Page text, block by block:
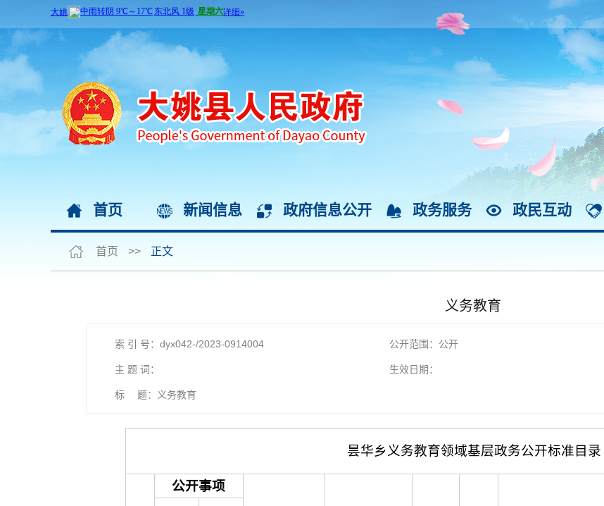
首页 新闻信息 政府信息公开 政务服务 政民互动
首页 >> 正文
义务教育
索 引 号：dyx042-/2023-0914004 公开范围：公开
主 题 词： 生效日期：
标 题：义务教育
昙华乡义务教育领域基层政务公开标准目录
公开事项